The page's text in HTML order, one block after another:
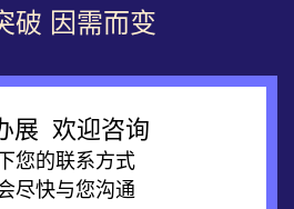
破 因需而变
展 欢迎咨询
您的联系方式
尽快与您沟通